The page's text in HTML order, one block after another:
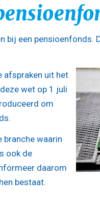
bij een pensioenfonds.
afspraken uit het
wet op 1 juli
om
branche waarin
ook de
daarom
bestaat.